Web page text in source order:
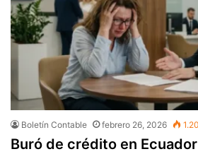
Boletín Contable febrero 26, 2026
Buró de crédito en